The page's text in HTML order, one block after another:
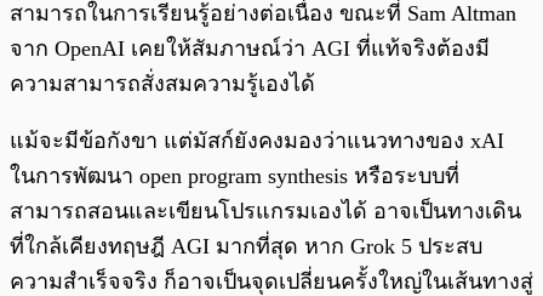
สามารถในการเรียนรู้อย่างต่อเนื่อง ขณะที่ Sam Altman
จาก OpenAI เคยให้สัมภาษณ์ว่า AGI ที่แท้จริงต้องมี
ความสามารถสั่งสมความรู้เองได้
แม้จะมีข้อกังขา แต่มัสก์ยังคงมองว่าแนวทางของ xAI
ในการพัฒนา open program synthesis หรือระบบที่
สามารถสอนและเขียนโปรแกรมเองได้ อาจเป็นทางเดิน
ที่ใกล้เคียงทฤษฎี AGI มากที่สุด หาก Grok 5 ประสบ
ความสำเร็จจริง ก็อาจเป็นจุดเปลี่ยนครั้งใหญ่ในเส้นทางสู่